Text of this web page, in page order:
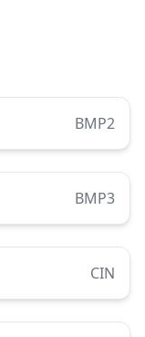
BMP2
BMP3
CIN